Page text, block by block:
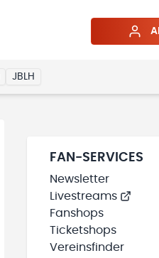
JBLH
FAN-SERVICES
Newsletter
Livestreams
Fanshops
Ticketshops
Vereinsfinder